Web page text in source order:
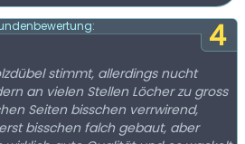
4
stimmt, allerdings nucht
an vielen Stellen Löcher zu gross
Seiten bisschen verrwirend,
bisschen falch gebaut, aber